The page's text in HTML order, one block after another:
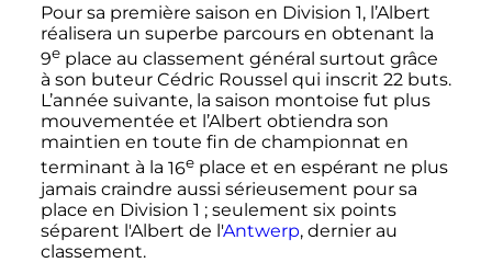
Pour sa première saison en Division 1, l’Albert
réalisera un superbe parcours en obtenant la
9e place au classement général surtout grâce
à son buteur Cédric Roussel qui inscrit 22 buts.
L’année suivante, la saison montoise fut plus
mouvementée et l’Albert obtiendra son
maintien en toute fin de championnat en
terminant à la 16e place et en espérant ne plus
jamais craindre aussi sérieusement pour sa
place en Division 1 ; seulement six points
séparent l'Albert de l'Antwerp, dernier au
classement.